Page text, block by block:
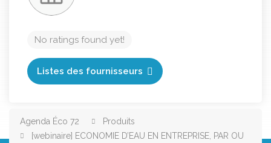
No ratings found yet!
Listes des fournisseurs
Agenda Éco 72
Produits
[webinaire] ECONOMIE D’EAU EN ENTREPRISE, PAR OU